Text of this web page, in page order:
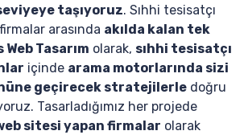
taşıyoruz. Sıhhi tesisatçı
arasında akılda kalan tek
Tasarım olarak, sıhhi tesisatçı
içinde arama motorlarında sizi
geçirecek stratejilerle doğru
Tasarladığımız her projede
sitesi yapan firmalar olarak